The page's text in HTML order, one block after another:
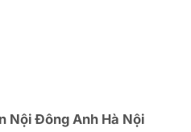
Nội Đông Anh Hà Nội